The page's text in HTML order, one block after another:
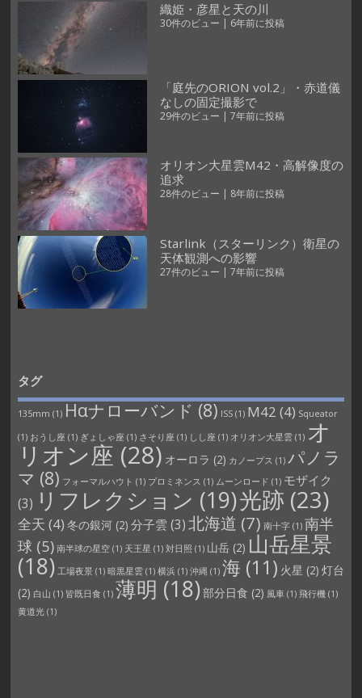
織姫・彦星と天の川
30件のビュー | 6年前に投稿
「庭先のORION vol.2」・赤道儀
なしの固定撮影で
29件のビュー | 7年前に投稿
オリオン大星雲M42・高解像度の
追求
28件のビュー | 8年前に投稿
Starlink（スターリンク）衛星の
天体観測への影響
27件のビュー | 7年前に投稿
タグ
135mm (1) Hαナローバンド(8) ISS(1) M42 (4) Squeator
(1) おうし座 (1) ぎょしゃ座 (1) さそり座 (1) しし座 (1) オリオン大星雲(1) オ
リオン座 (28) オーロラ (2) カノープス (1) パノラ
マ (8) フォーマルハウト (1) プロミネンス (1) ムーンロード (1) モザイク
(3) リフレクション (19)光跡 (23)
全天 (4) 冬の銀河(2) 分子雲 (3)北海道 (7) 南十字(1) 南半
球 (5) 南半球の星空(1) 天王星 (1) 対日照 (1) 山岳(2) 山岳星景
(18) 工場夜景(1) 暗黒星雲(1) 横浜(1) 沖縄 (1) 海 (11) 火星 (2) 灯台
(2) 白山 (1) 皆既日食 (1) 薄明 (18)部分日食 (2) 風車(1) 飛行機(1)
黄道光(1)